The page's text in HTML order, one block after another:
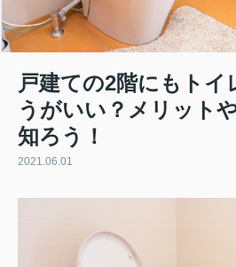
戸建ての2階にもトイ
うがいい？メリット
知ろう！
2021.06.01